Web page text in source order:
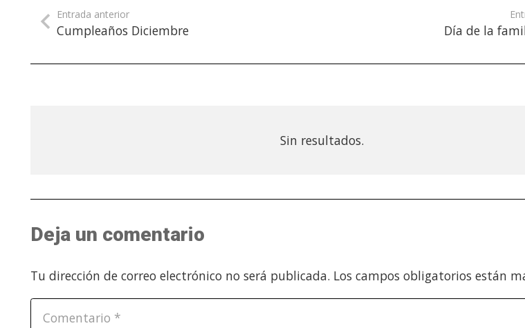
Entrada anterior
Cumpleaños Diciembre Día de la
Sin resultados.
Deja un comentario
Tu dirección de correo electrónico no será publicada. Los campos obligatorios están